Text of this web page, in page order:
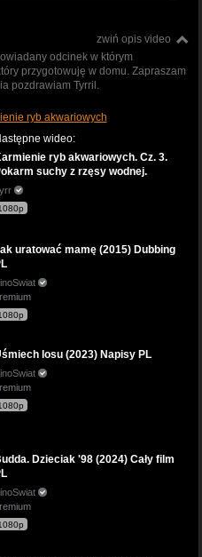
zwiń opis video
odcinek w którym
przygotowuję w domu. Zapraszam
pozdrawiam Tyrril.
ryb akwariowych
wideo:
ryb akwariowych. Cz. 3.
suchy z rzęsy wodnej.
uratować mamę (2015) Dubbing
losu (2023) Napisy PL
Dzieciak '98 (2024) Cały film